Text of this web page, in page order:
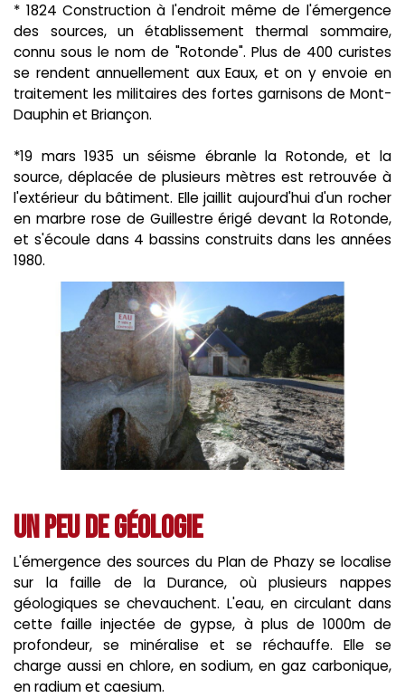
* 1824 Construction à l'endroit même de l'émergence
des sources, un établissement thermal sommaire,
connu sous le nom de "Rotonde". Plus de 400 curistes
se rendent annuellement aux Eaux, et on y envoie en
traitement les militaires des fortes garnisons de Mont-
Dauphin et Briançon.
*19 mars 1935 un séisme ébranle la Rotonde, et la
source, déplacée de plusieurs mètres est retrouvée à
l'extérieur du bâtiment. Elle jaillit aujourd'hui d'un rocher
en marbre rose de Guillestre érigé devant la Rotonde,
et s'écoule dans 4 bassins construits dans les années
1980.
Un peu de géologie
L'émergence des sources du Plan de Phazy se localise
sur la faille de la Durance, où plusieurs nappes
géologiques se chevauchent. L'eau, en circulant dans
cette faille injectée de gypse, à plus de 1000m de
profondeur, se minéralise et se réchauffe. Elle se
charge aussi en chlore, en sodium, en gaz carbonique,
en radium et caesium.